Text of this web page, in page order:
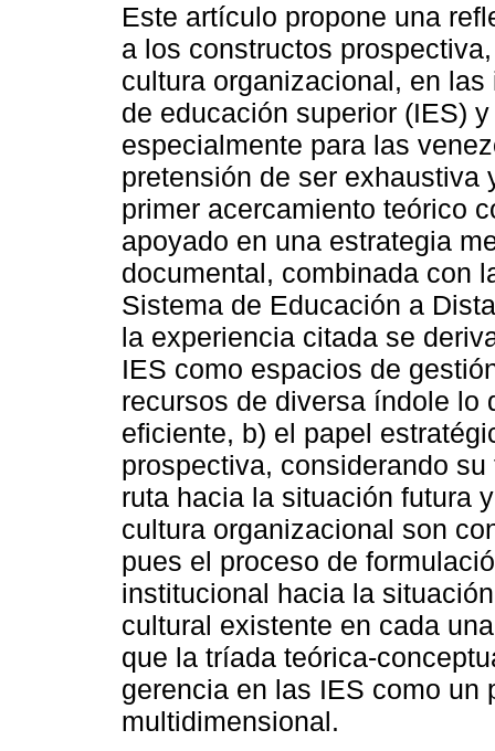
Este artículo propone una
a los constructos
cultura organizacional, en
de educación superior (IES)
especialmente para las
pretensión de ser exhaustiva
primer acercamiento teórico
apoyado en una estrategia
documental, combinada con
Sistema de Educación a
la experiencia citada se
IES como espacios de
recursos de diversa índole lo
eficiente, b) el papel
prospectiva, considerando
ruta hacia la situación futura
cultura organizacional son
pues el proceso de
institucional hacia la
cultural existente en cada
que la tríada teórica-
gerencia en las IES como un
multidimensional.